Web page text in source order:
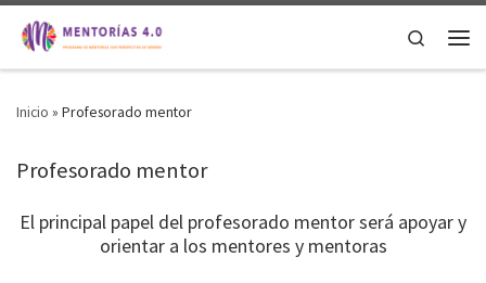
Saltar al contenido
Search
Inicio » Profesorado mentor
Profesorado mentor
El principal papel del profesorado mentor será apoyar y
orientar a los mentores y mentoras